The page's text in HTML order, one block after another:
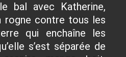
bal avec Katherine,
rogne contre tous les
qui enchaîne les
s’est séparée de